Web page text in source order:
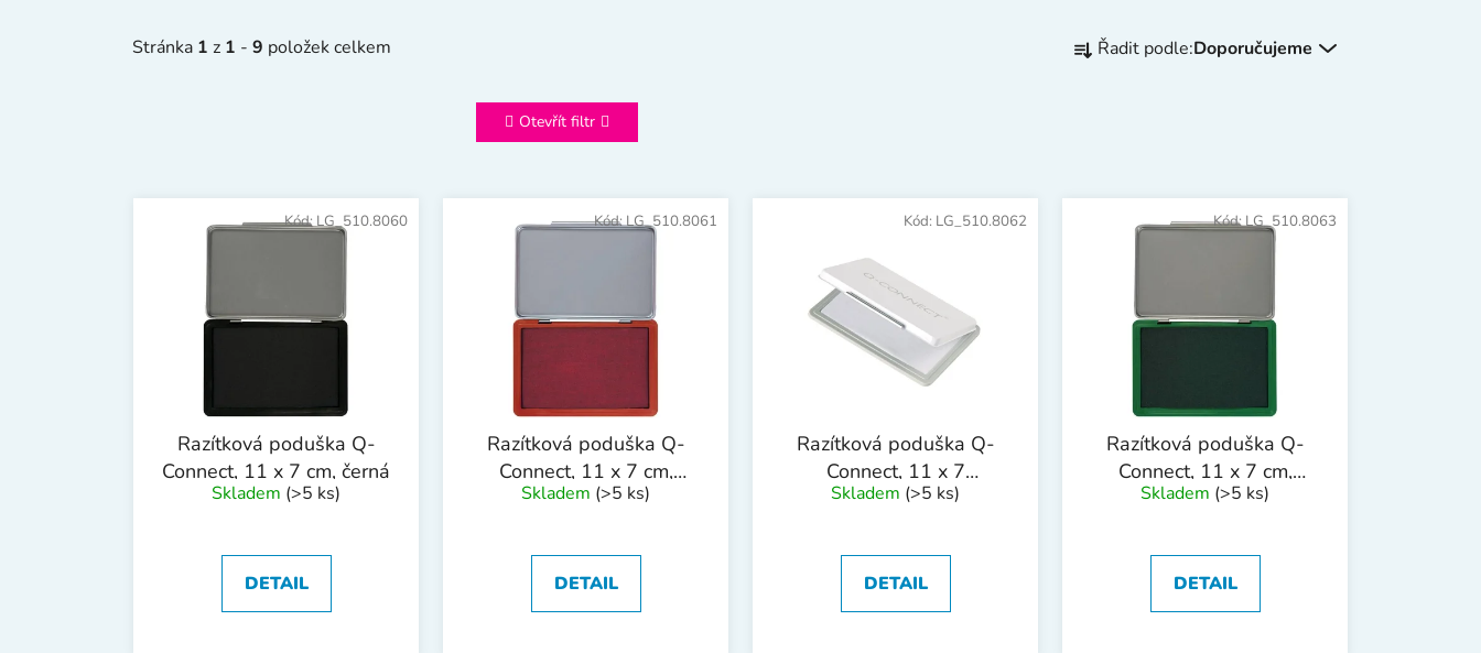
Stránka 1 z 1 - 9 položek celkem
a
p
Řadit podle:Doporučujeme
Otevřít filtr
V
Razítková poduška Q-
Connect, 11 x 7 cm, černá
Skladem (>5 ks)
DETAIL
Kód:LG_510.8060
Razítková poduška Q-
Connect, 11 x 7 cm,
červená
Skladem (>5 ks)
DETAIL
Kód:LG_510.8061
Razítková poduška Q-
Connect, 11 x 7
cm,nenapuštěná
Skladem (>5 ks)
DETAIL
Kód: LG_510.8062
Razítková poduška Q-
Connect, 11 x 7 cm,
zelená
Skladem (>5 ks)
DETAIL
Kód:LG_510.8063